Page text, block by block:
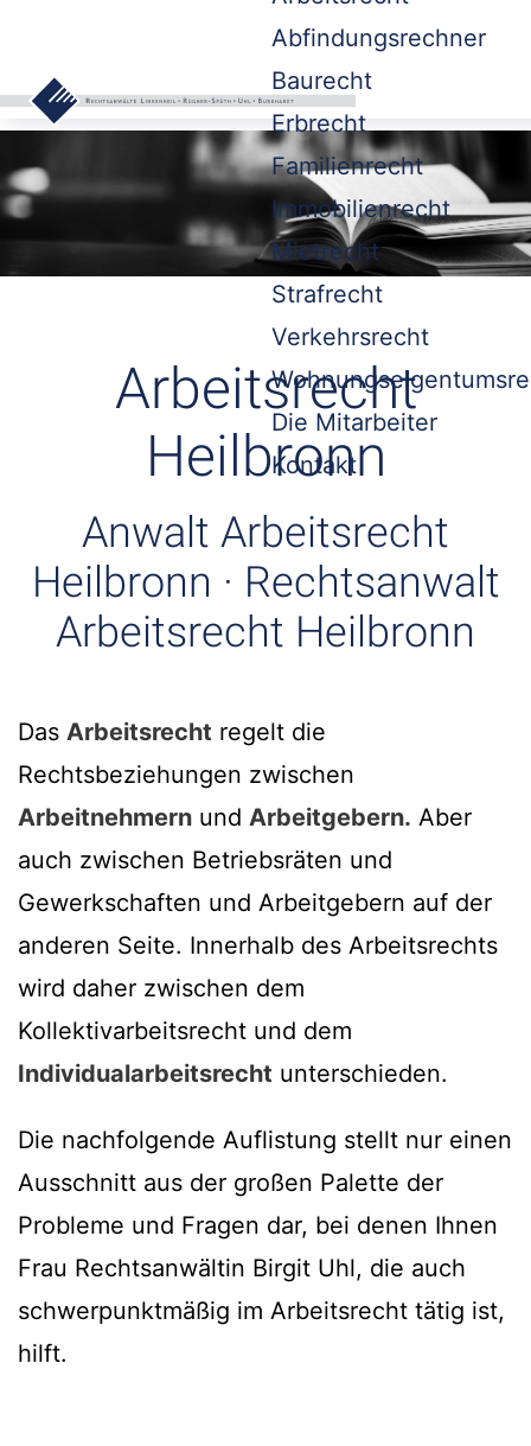
Abfindungsrechner
Baurecht
Erbrecht
Familienrecht
Immobilienrecht
Mietrecht
Strafrecht
Verkehrsrecht
Die Mitarbeiter
Kontakt
Arbeitsrecht
Heilbronn
Anwalt Arbeitsrecht
Heilbronn · Rechtsanwalt
Arbeitsrecht Heilbronn
Das Arbeitsrecht regelt die
Rechtsbeziehungen zwischen
Arbeitnehmern und Arbeitgebern. Aber
auch zwischen Betriebsräten und
Gewerkschaften und Arbeitgebern auf der
anderen Seite. Innerhalb des Arbeitsrechts
wird daher zwischen dem
Kollektivarbeitsrecht und dem
Individualarbeitsrecht unterschieden.
Die nachfolgende Auflistung stellt nur einen
Ausschnitt aus der großen Palette der
Probleme und Fragen dar, bei denen Ihnen
Frau Rechtsanwältin Birgit Uhl, die auch
schwerpunktmäßig im Arbeitsrecht tätig ist,
hilft.